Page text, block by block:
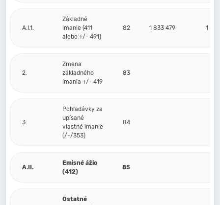
A.I.1.
Základné
imanie (411
alebo +/- 491)
82 1 833 479 1
2.
Zmena
základného
imania +/- 419
83
3.
Pohľadávky za
upísané
vlastné imanie
(/-/353)
84
A.II.
Emisné ážio
(412)
85
Ostatné